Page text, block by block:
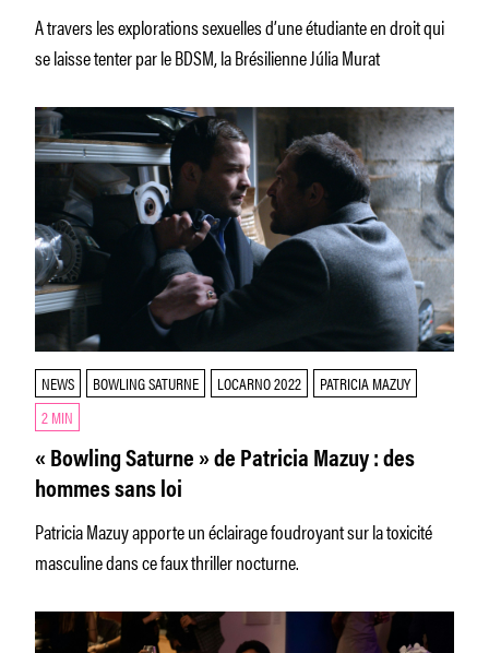
A travers les explorations sexuelles d’une étudiante en droit qui
se laisse tenter par le BDSM, la Brésilienne Júlia Murat
NEWS BOWLING SATURNE LOCARNO 2022
PATRICIA MAZUY
2 MIN
« Bowling Saturne » de Patricia Mazuy : des
hommes sans loi
Patricia Mazuy apporte un éclairage foudroyant sur la toxicité
masculine dans ce faux thriller nocturne.